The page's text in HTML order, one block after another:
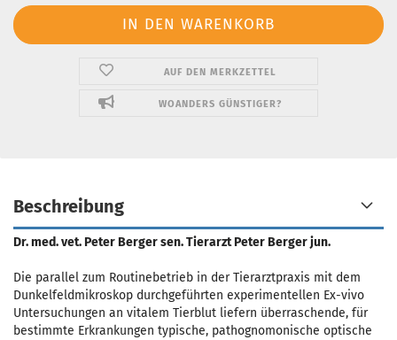
AUF DEN MERKZETTEL
WOANDERS GÜNSTIGER?
Beschreibung
Dr. med. vet. Peter Berger sen. Tierarzt Peter Berger jun.
Die parallel zum Routinebetrieb in der Tierarztpraxis mit dem
Dunkelfeldmikroskop durchgeführten experimentellen Ex-vivo
Untersuchungen an vitalem Tierblut liefern überraschende, für
bestimmte Erkrankungen typische, pathognomonische optische